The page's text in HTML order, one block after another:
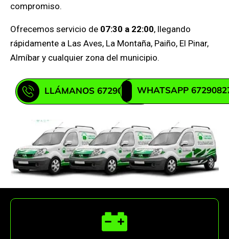
compromiso.
Ofrecemos servicio de 07:30 a 22:00, llegando
rápidamente a Las Aves, La Montaña, Paiño, El Pinar,
Almíbar y cualquier zona del municipio.
LLÁMANOS 672908271WHATSAPP